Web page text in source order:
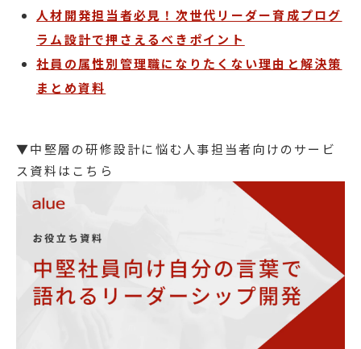
人材開発担当者必見！次世代リーダー育成プログ
ラム設計で押さえるべきポイント
社員の属性別管理職になりたくない理由と解決策
まとめ資料
▼中堅層の研修設計に悩む人事担当者向けのサービ
ス資料はこちら